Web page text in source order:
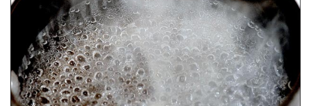
About
Login
Register